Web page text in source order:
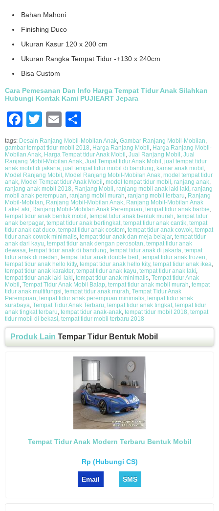
Bahan Mahoni
Finishing Duco
Ukuran Kasur 120 x 200 cm
Ukuran Rangka Tempat Tidur -+130 x 240cm
Bisa Custom
Cara Pemesanan Dan Info Harga Tempat Tidur Anak Silahkan
Hubungi Kontak Kami PUJIEART Jepara
Facebook
TwitterEmail
tags: Desain Ranjang Mobil-Mobilan Anak, Gambar Ranjang Mobil-Mobilan,
gambar tempat tidur mobil 2018, Harga Ranjang Mobil , Harga Ranjang Mobil-
Mobilan Anak, Harga Tempat tidur Anak Mobil , Jual Ranjang Mobil , Jual
Ranjang Mobil-Mobilan Anak, Jual Tempat tidur Anak Mobil , jual tempat tidur
anak mobil di jakarta, jual tempat tidur mobil di bandung, kamar anak mobil ,
Model Ranjang Mobil , Model Ranjang Mobil-Mobilan Anak, model tempat tidur
anak, Model Tempat tidur Anak Mobil , model tempat tidur mobil , ranjang anak,
ranjang anak mobil 2018, Ranjang Mobil , ranjang mobil anak laki laki, ranjang
mobil anak perempuan, ranjang mobil murah, ranjang mobil terbaru, Ranjang
Mobil-Mobilan, Ranjang Mobil-Mobilan Anak, Ranjang Mobil-Mobilan Anak
Laki-Laki, Ranjang Mobil-Mobilan Anak Perempuan, tempat tidur anak barbie,
tempat tidur anak bentuk mobil , tempat tidur anak bentuk murah, tempat tidur
anak berpagar, tempat tidur anak bertingkat, tempat tidur anak cantik, tempat
tidur anak cat duco, tempat tidur anak costom, tempat tidur anak cowok, tempat
tidur anak cowok minimalis, tempat tidur anak dan meja belajar, tempat tidur
anak dari kayu, tempat tidur anak dengan perosotan, tempat tidur anak
dewasa, tempat tidur anak di bandung, tempat tidur anak di jakarta, tempat
tidur anak di medan, tempat tidur anak double bed , tempat tidur anak frozen,
tempat tidur anak hello kitty, tempat tidur anak hello kity, tempat tidur anak ikea,
tempat tidur anak karakter, tempat tidur anak kayu, tempat tidur anak laki,
tempat tidur anak laki-laki, tempat tidur anak minimalis, Tempat tidur Anak
Mobil , Tempat Tidur Anak Mobil Balap, tempat tidur anak mobil murah, tempat
tidur anak multifungsi, tempat tidur anak murah, Tempat Tidur Anak
Perempuan, tempat tidur anak perempuan minimalis, tempat tidur anak
surabaya, Tempat Tidur Anak Terbaru, tempat tidur anak tingkat, tempat tidur
anak tingkat terbaru, tempat tidur anak-anak, tempat tidur mobil 2018, tempat
tidur mobil di bekasi, tempat tidur mobil terbaru 2018
Produk Lain Tempar Tidur Bentuk Mobil
Tempat Tidur Anak Modern Terbaru Bentuk Mobil
Rp (Hubungi CS)
Email SMS